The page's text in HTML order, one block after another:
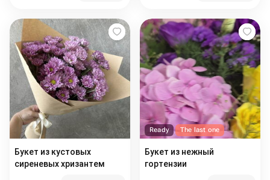
Букет из кустовых
сиреневых хризантем
Ready The last one
Букет из нежный
гортензии